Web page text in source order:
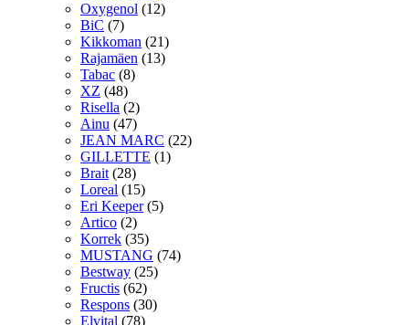
Oxygenol (12)
BiC (7)
Kikkoman (21)
Rajamäen (13)
Tabac (8)
XZ (48)
Risella (2)
Ainu (47)
JEAN MARC (22)
GILLETTE (1)
Brait (28)
Loreal (15)
Eri Keeper (5)
Artico (2)
Korrek (35)
MUSTANG (74)
Bestway (25)
Fructis (62)
Respons (30)
Elvital (78)